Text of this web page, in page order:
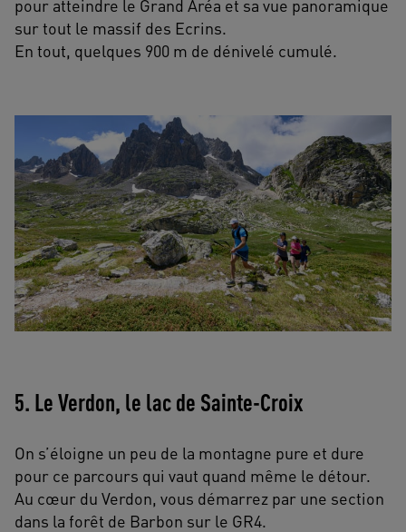
pour atteindre le Grand Aréa et sa vue panoramique
sur tout le massif des Ecrins.
En tout, quelques 900 m de dénivelé cumulé.
5. Le Verdon, le lac de Sainte-Croix
On s’éloigne un peu de la montagne pure et dure
pour ce parcours qui vaut quand même le détour.
Au cœur du Verdon, vous démarrez par une section
dans la forêt de Barbon sur le GR4.